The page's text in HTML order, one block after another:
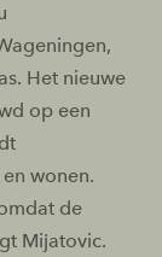
Het nieuwe
op een
wonen.
de
Mijatovic.